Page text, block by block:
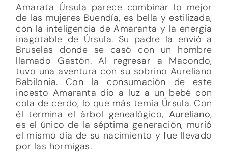
Amarata Úrsula parece combinar lo mejor
de las mujeres Buendía, es bella y estilizada,
con la inteligencia de Amaranta y la energía
inagotable de Úrsula. Su padre la envió a
Bruselas donde se casó con un hombre
llamado Gastón. Al regresar a Macondo,
tuvo una aventura con su sobrino Aureliano
Babilonia. Con la consumación de este
incesto Amaranta dio a luz a un bebé con
cola de cerdo, lo que más temía Úrsula. Con
él termina el árbol genealógico, Aureliano,
es el único de la séptima generación, murió
el mismo día de su nacimiento y fue llevado
por las hormigas.